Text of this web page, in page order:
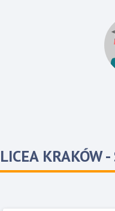
LICEA KRAKÓW-